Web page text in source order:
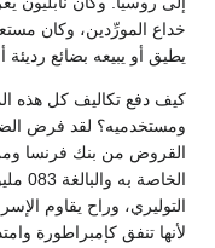
خداع المورِّدين، وكان
يطيق أو يبيعه بضائع
كيف دفع تكاليف كل هذه
ومستخدميه؟ لقد فرض
القروض من بنك فرنسا ومن
التوليري، وراح يقاوم
لأنها تنفق كإمبراطورة